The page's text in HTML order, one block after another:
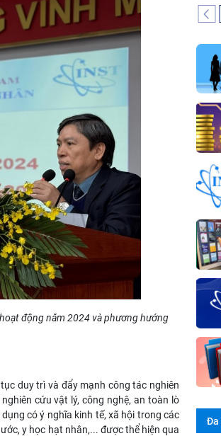
độngnăm 2024 vàphương hướng
duy trì và đẩy mạnh công tác nghiên
cứu vật lý, công nghệ, an toàn lò
có ý nghĩa kinh tế, xã hội trong các
y học hạt nhân,... được thể hiện qua
Đa